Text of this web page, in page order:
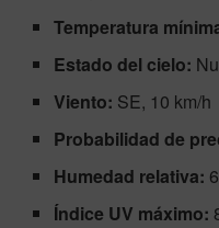
Temperatura
Estado del cielo:
Viento: SE, 10 km/h
Probabilidad de
Humedad relativa:
Índice UV máximo: